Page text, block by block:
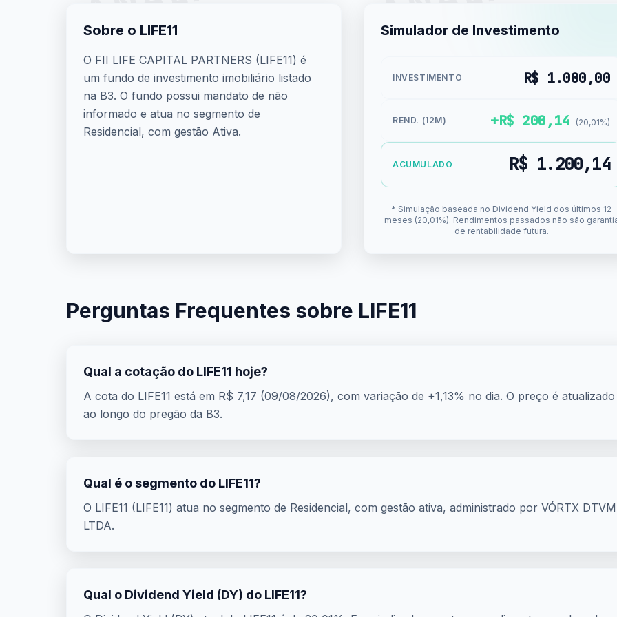
Sobre o LIFE11
O FII LIFE CAPITAL PARTNERS (LIFE11) é
um fundo de investimento imobiliário listado
na B3. O fundo possui mandato de não
informado e atua no segmento de
Residencial, com gestão Ativa.
Simulador de Investimento
INVESTIMENTO R$ 1.000,00
REND. (12M) +R$ 200,14 (20,01%)
ACUMULADO R$ 1.200,14
* Simulação baseada no Dividend Yield dos últimos 12
meses (20,01%). Rendimentos passados não são
de rentabilidade futura.
Perguntas Frequentes sobre LIFE11
Qual a cotação do LIFE11 hoje?
A cota do LIFE11 está em R$ 7,17 (09/08/2026), com variação de +1,13% no dia. O preço é atualizado
ao longo do pregão da B3.
Qual é o segmento do LIFE11?
O LIFE11 (LIFE11) atua no segmento de Residencial, com gestão ativa, administrado por VÓRTX DTVM
LTDA.
Qual o Dividend Yield (DY) do LIFE11?